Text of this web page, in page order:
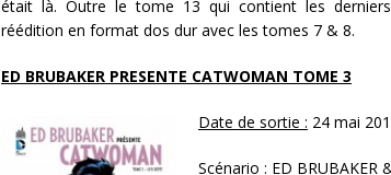
était là. Outre le tome 13 qui contient les
réédition en format dos dur avec les tomes 7 & 8.
ED BRUBAKER PRESENTE CATWOMAN TOME 3
Date de sortie : 24 mai
Scénario : ED BRUBAKER